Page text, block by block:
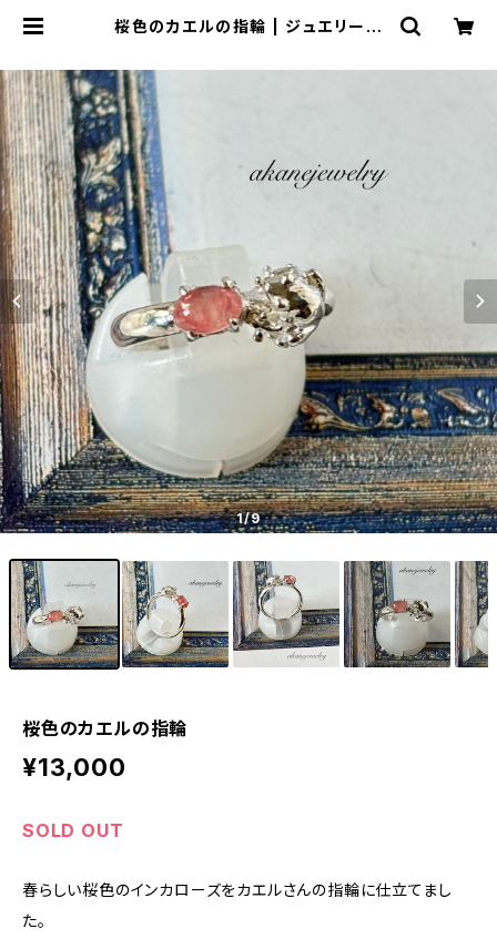
桜色のカエルの指輪 | ジュエリー工
1/9
桜色のカエルの指輪
¥13,000
SOLD OUT
春らしい桜色のインカローズをカエルさんの指輪に仕立てまし
た。